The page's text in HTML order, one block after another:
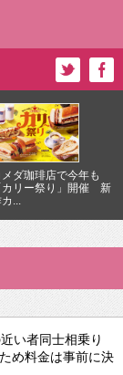
メダ珈琲店で今年も
カリー祭り」開催 新
...
い者同士相乗り
め料金は事前に決